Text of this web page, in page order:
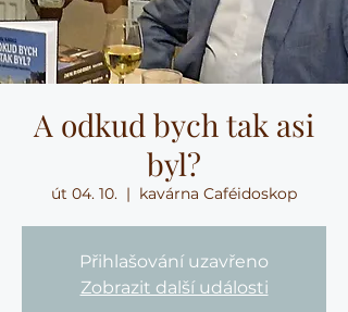
A odkud bych tak asi
byl?
út 04. 10.
  |
kavárna Caféidoskop
Přihlašování uzavřeno
Zobrazit další události